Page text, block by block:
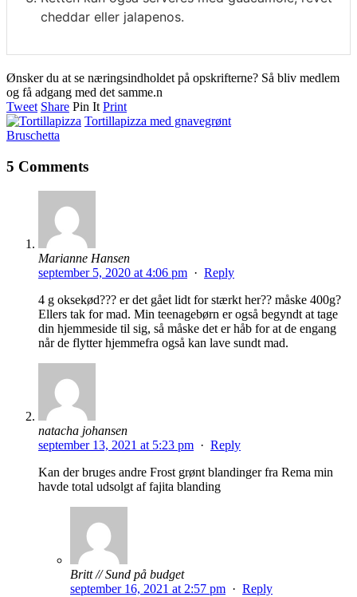
cheddar eller jalapenos.
Ønsker du at se næringsindholdet på opskrifterne? Så bliv medlem
og få adgang med det samme.n
Tweet Share Pin It Print
Tortillapizza med gnavegrønt
Bruschetta
5 Comments
Marianne Hansen
september 5, 2020 at 4:06 pm · Reply
4 g oksekød??? er det gået lidt for stærkt her?? måske 400g?
Ellers tak for mad. Min teenagebørn er også begyndt at tage
din hjemmeside til sig, så måske det er håb for at de engang
når de flytter hjemmefra også kan lave sundt mad.
natacha johansen
september 13, 2021 at 5:23 pm · Reply
Kan der bruges andre Frost grønt blandinger fra Rema min
havde total udsolgt af fajita blanding
Britt // Sund på budget
september 16, 2021 at 2:57 pm · Reply